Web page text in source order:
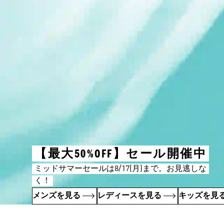
【最大50%OFF】セール開催中
ミッドサマーセールは8/17(月)まで。お見逃しな
く！
メンズを見る
レディースを見る キッズを見